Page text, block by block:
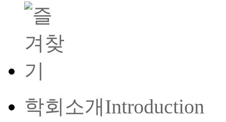
학회소개Introduction